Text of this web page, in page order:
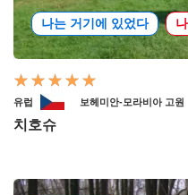
나는 거기에 있었다
유럽 보헤미안-모라비아 고원
치호슈